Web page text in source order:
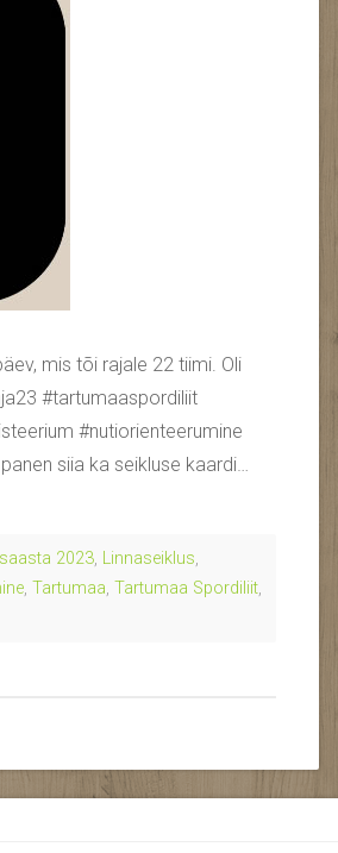
mis tõi rajale 22 tiimi. Oli
#tartumaaspordiliit
#nutiorienteerumine
siia ka seikluse kaardi…
2023, Linnaseiklus,
, Tartumaa, Tartumaa Spordiliit,